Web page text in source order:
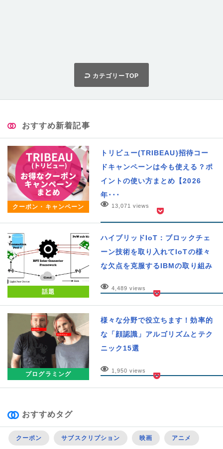
カテゴリーTOP
おすすめ新着記事
クーポン・キャンペーン
トリビュー(TRIBEAU)招待コー
ドキャンペーンは今も使える？ポ
イントの使い方まとめ【2026
年･･･
13,071 views
話題
ハイブリッドIoT：ブロックチェ
ーン技術を取り入れてIoTの様々
な欠点を克服するIBMの取り組み
4,489 views
プログラミング
様々な分野で役立ちます！効率的
な「顔認識」アルゴリズムとテク
ニック15選
1,950 views
おすすめタグ
クーポン サブスクリプション 映画 アニメ